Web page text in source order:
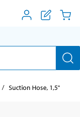
Suction Hose, 1,5"